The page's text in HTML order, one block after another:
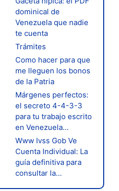
dominical de
Venezuela que nadie
te cuenta
Trámites
Como hacer para que
me lleguen los bonos
de la Patria
Márgenes perfectos:
el secreto 4-4-3-3
para tu trabajo escrito
en Venezuela…
Www Ivss Gob Ve
Cuenta Individual: La
guía definitiva para
consultar la…